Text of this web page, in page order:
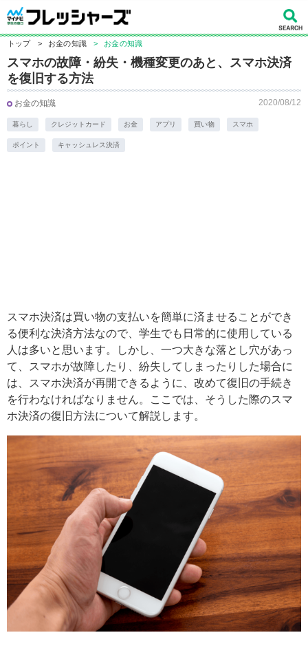
トップ > お金の知識 > お金の知識
スマホの故障・紛失・機種変更のあと、スマホ決済
を復旧する方法
お金の知識 2020/08/12
暮らし クレジットカード お金 アプリ 買い物 スマホ
ポイント キャッシュレス決済
スマホ決済は買い物の支払いを簡単に済ませることができ
る便利な決済方法なので、学生でも日常的に使用している
人は多いと思います。しかし、一つ大きな落とし穴があっ
て、スマホが故障したり、紛失してしまったりした場合に
は、スマホ決済が再開できるように、改めて復旧の手続き
を行わなければなりません。ここでは、そうした際のスマ
ホ決済の復旧方法について解説します。